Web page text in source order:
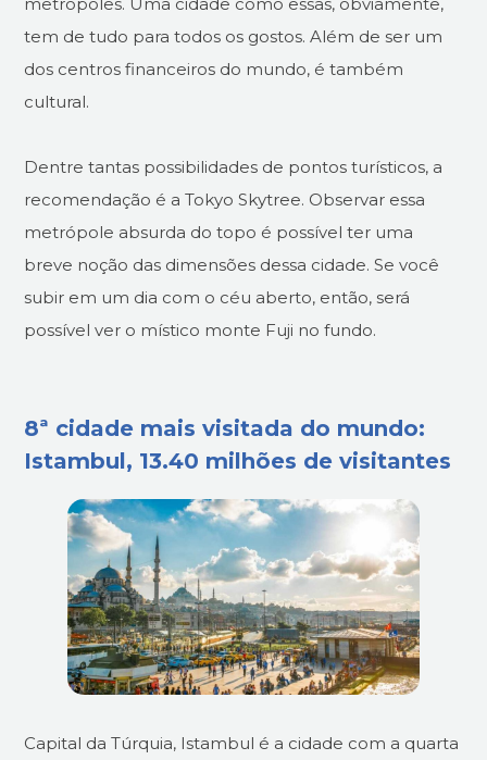
tem de tudo para todos os gostos. Além de ser um
dos centros financeiros do mundo, é também
cultural.
Dentre tantas possibilidades de pontos turísticos, a
recomendação é a Tokyo Skytree. Observar essa
metrópole absurda do topo é possível ter uma
breve noção das dimensões dessa cidade. Se você
subir em um dia com o céu aberto, então, será
possível ver o místico monte Fuji no fundo.
8ª cidade mais visitada do mundo:
Istambul, 13.40 milhões de visitantes
Capital da Túrquia, Istambul é a cidade com a quarta